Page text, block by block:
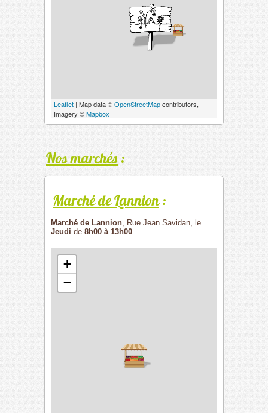
Leaflet | Map data ©OpenStreetMapcontributors,
Imagery ©Mapbox
Nos marchés:
Marché de Lannion:
Marché de Lannion, Rue Jean Savidan, le
Jeudi de 8h00 à 13h00.
+
−